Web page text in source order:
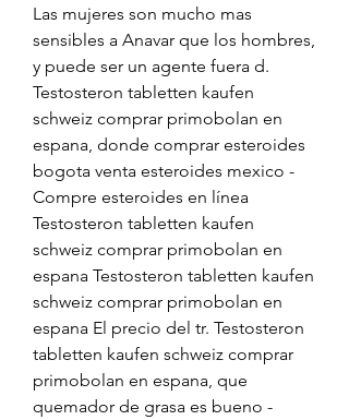
Las mujeres son mucho mas
sensibles a Anavar que los hombres,
y puede ser un agente fuera d.
Testosteron tabletten kaufen
schweiz comprar primobolan en
espana, donde comprar esteroides
bogota venta esteroides mexico -
Compre esteroides en línea
Testosteron tabletten kaufen
schweiz comprar primobolan en
espana Testosteron tabletten kaufen
schweiz comprar primobolan en
espana El precio del tr. Testosteron
tabletten kaufen schweiz comprar
primobolan en espana, que
quemador de grasa es bueno -